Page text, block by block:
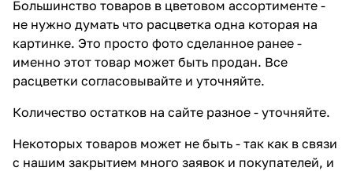
Большинство товаров в цветовом ассортименте -
не нужно думать что расцветка одна которая на
картинке. Это просто фото сделанное ранее -
именно этот товар может быть продан. Все
расцветки согласовывайте и уточняйте.
Количество остатков на сайте разное - уточняйте.
Некоторых товаров может не быть - так как в связи
с нашим закрытием много заявок и покупателей, и